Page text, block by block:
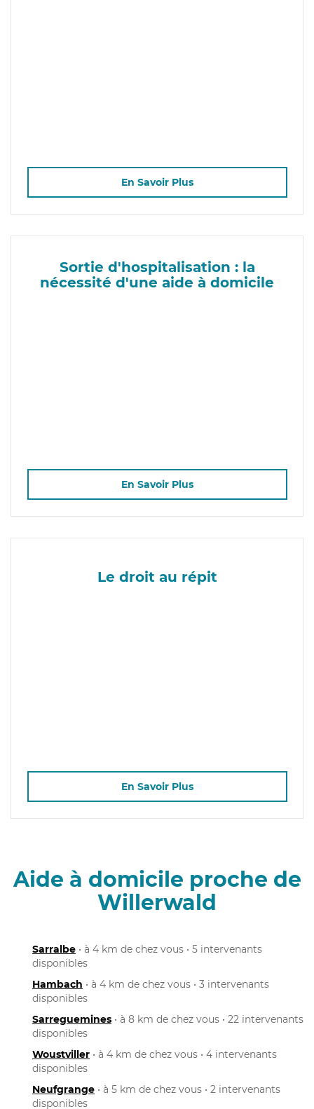
En Savoir Plus
Sortie d'hospitalisation : la
nécessité d'une aide à domicile
En Savoir Plus
Le droit au répit
En Savoir Plus
Aide à domicile proche de
Willerwald
Sarralbe • à 4 km de chez vous • 5 intervenants
disponibles
Hambach • à 4 km de chez vous • 3 intervenants
disponibles
Sarreguemines • à 8 km de chez vous • 22 intervenants
disponibles
Woustviller • à 4 km de chez vous • 4 intervenants
disponibles
Neufgrange • à 5 km de chez vous • 2 intervenants
disponibles